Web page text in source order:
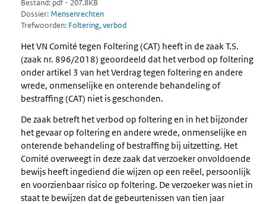
Bestand: pdf - 207.8KB
Dossier: Mensenrechten
Trefwoorden: Foltering, verbod
Het VN Comité tegen Foltering (CAT) heeft in de zaak T.S.
(zaak nr. 896/2018) geoordeeld dat het verbod op foltering
onder artikel 3 van het Verdrag tegen foltering en andere
wrede, onmenselijke en onterende behandeling of
bestraffing (CAT) niet is geschonden.
De zaak betreft het verbod op foltering en in het bijzonder
het gevaar op foltering en andere wrede, onmenselijke en
onterende behandeling of bestraffing bij uitzetting. Het
Comité overweegt in deze zaak dat verzoeker onvoldoende
bewijs heeft ingediend die wijzen op een reëel, persoonlijk
en voorzienbaar risico op foltering. De verzoeker was niet in
staat te bewijzen dat de gebeurtenissen van tien jaar